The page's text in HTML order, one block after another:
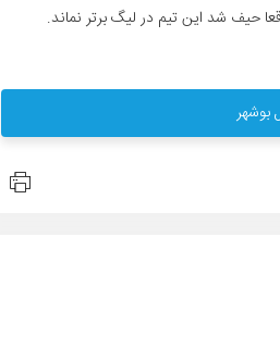
حیف شد این تیم در لیگ برتر نماند.
بوشهر